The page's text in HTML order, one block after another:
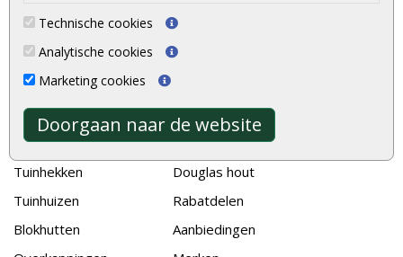
Technische cookies
Analytische cookies
Marketing cookies
Doorgaan naar de website
Alle populaire categorieën
Tuinhout
Schutting
Vlonderplanken
Tuinpalen
Tuinhekken
Tuinhuizen
Blokhutten
Tuindeuren
Schuttingplanken
Steigerplanken
Douglas hout
Rabatdelen
Aanbiedingen